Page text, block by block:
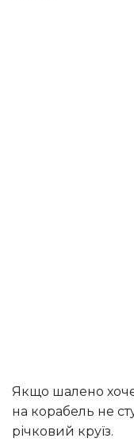
Якщо шалено хочеться в круїз, але без нудоти і
на корабель не
річковий круїз.